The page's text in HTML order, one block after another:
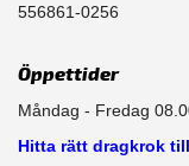
556861-0256
Öppettider
Måndag - Fredag
Hitta rätt dragkrok